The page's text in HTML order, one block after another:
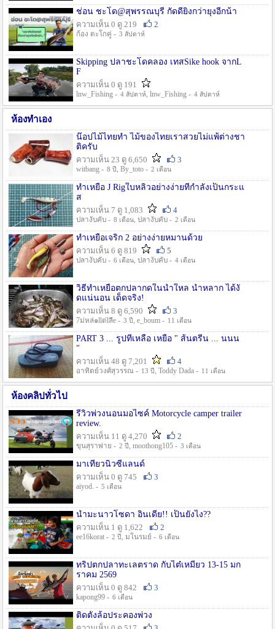
ช่อน ชะโด@สุพรรณบุรี กัดดียิ่งกว่ายุงอีกน้า
ความเห็น 0 ดู 219
2
ก้อง ตะโกคู่ - 3 สัปดาห์
Skipping ปลาชะโดคลอง เทสSike hook จากL
F
ความเห็น 0 ดู 191
lnw_Fishing - 4 สัปดาห์, lnw_Fishing - 4 สัปดาห์
ห้องทำเอง
น๊อปไม้ไทยทำ ไม้ของไทยเราสวยไม่แพ้ต่างชา
ติครับ
ความเห็น 23 ดู 6,650
3
witbang - 8 ปี , By_toto - 2 เดือน
ทำเหยื่อ J Rigใบหลิวอย่างง่ายที่กำลังเป็นกระแ
ส
ความเห็น 7 ดู 1,083
4
ปลางับคับ - 8 เดือน, ปลางับคับ - 2 เดือน
ทำเหยื่อเจริก 2 อย่างง่ายหมานด้วย
ความเห็น 6 ดู 819
5
ปลางับคับ - 6 เดือน, ปลางับคับ - 4 เดือน
วิธีทำเหยื่อตกปลากดในน้ำใหล น้ำหลาก ได้งั
ดแน่นอน เด็ดจริง!
ความเห็น 8 ดู 6,590
3
7ม่หล่๑llต่lลีe - 3 ปี , e_boum - 11 เดือน
PART 3 ... รูปที่เหลือ เหยื่อ " ส้นตรีน ... นนน
"
ความเห็น 48 ดู 7,201
4
อาทิตย์วงศ์สุวรรณ - 13 ปี , Toddy Dada - 11 เดือน
ห้องคลิปทั่วไป
รีวิวพ่วงนอนมอไซค์ Motorcycle camper trailer
review.
ความเห็น 11 ดู 4,270
2
ขุนสุราพ่าย - 2 ปี , moothong105 - 3 เดือน
มาเที่ยวนิวซีแลนด์
ความเห็น 0 ดู 745
3
aiyod. - 5 เดือน
น้ำมะนาวโซดา อินเดีย!! เป็นยังไง??
ความเห็น 1 ดู 1,622
2
ee16korat - 2 ปี , มโนรมย์ - 6 เดือน
ทริปตกปลาทะเลตราด กับไต๋เหมี่ยว 13-15 มก
ราคม 2569
ความเห็น 0 ดู 842
3
kapong99 - 6 เดือน
ติดตั้งล้อประคองพ่วง